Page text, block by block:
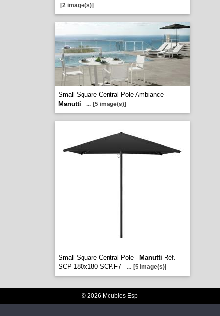
[2 image(s)]
Small Square Central Pole Ambiance -
Manutti
... [5 image(s)]
Small Square Central Pole - Manutti Réf.
SCP-180x180-SCP.F7
... [5 image(s)]
© 2026 Meubles Espi